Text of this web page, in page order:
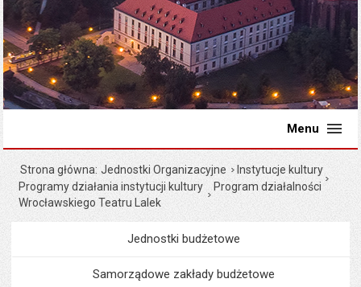
Menu
Strona główna Jednostki Organizacyjne
Instytucje kultury
Programy działania instytucji kultury
Program działalności
Wrocławskiego Teatru Lalek
MenuJednostki Organizacyjne
Jednostki budżetowe
Samorządowe zakłady budżetowe